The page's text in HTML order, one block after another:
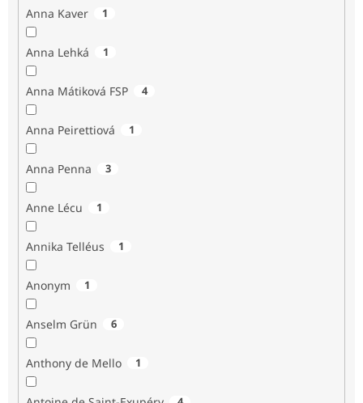
Anna Kaver 1
Anna Lehká 1
Anna Mátiková FSP 4
Anna Peirettiová 1
Anna Penna 3
Anne Lécu 1
Annika Telléus 1
Anonym 1
Anselm Grün 6
Anthony de Mello 1